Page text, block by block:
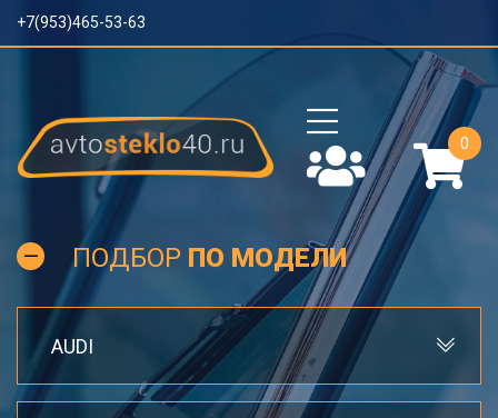
+7(953)465-53-63
0
ПОДБОР ПО МОДЕЛИ
AUDI